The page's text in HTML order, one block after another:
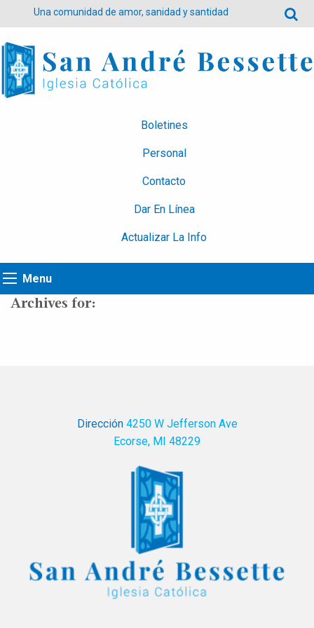
Una comunidad de amor, sanidad y santidad
Boletines
Personal
Contacto
Dar En Línea
Actualizar La Info
Menu
Archives for:
Dirección 4250 W Jefferson Ave
Ecorse, MI 48229